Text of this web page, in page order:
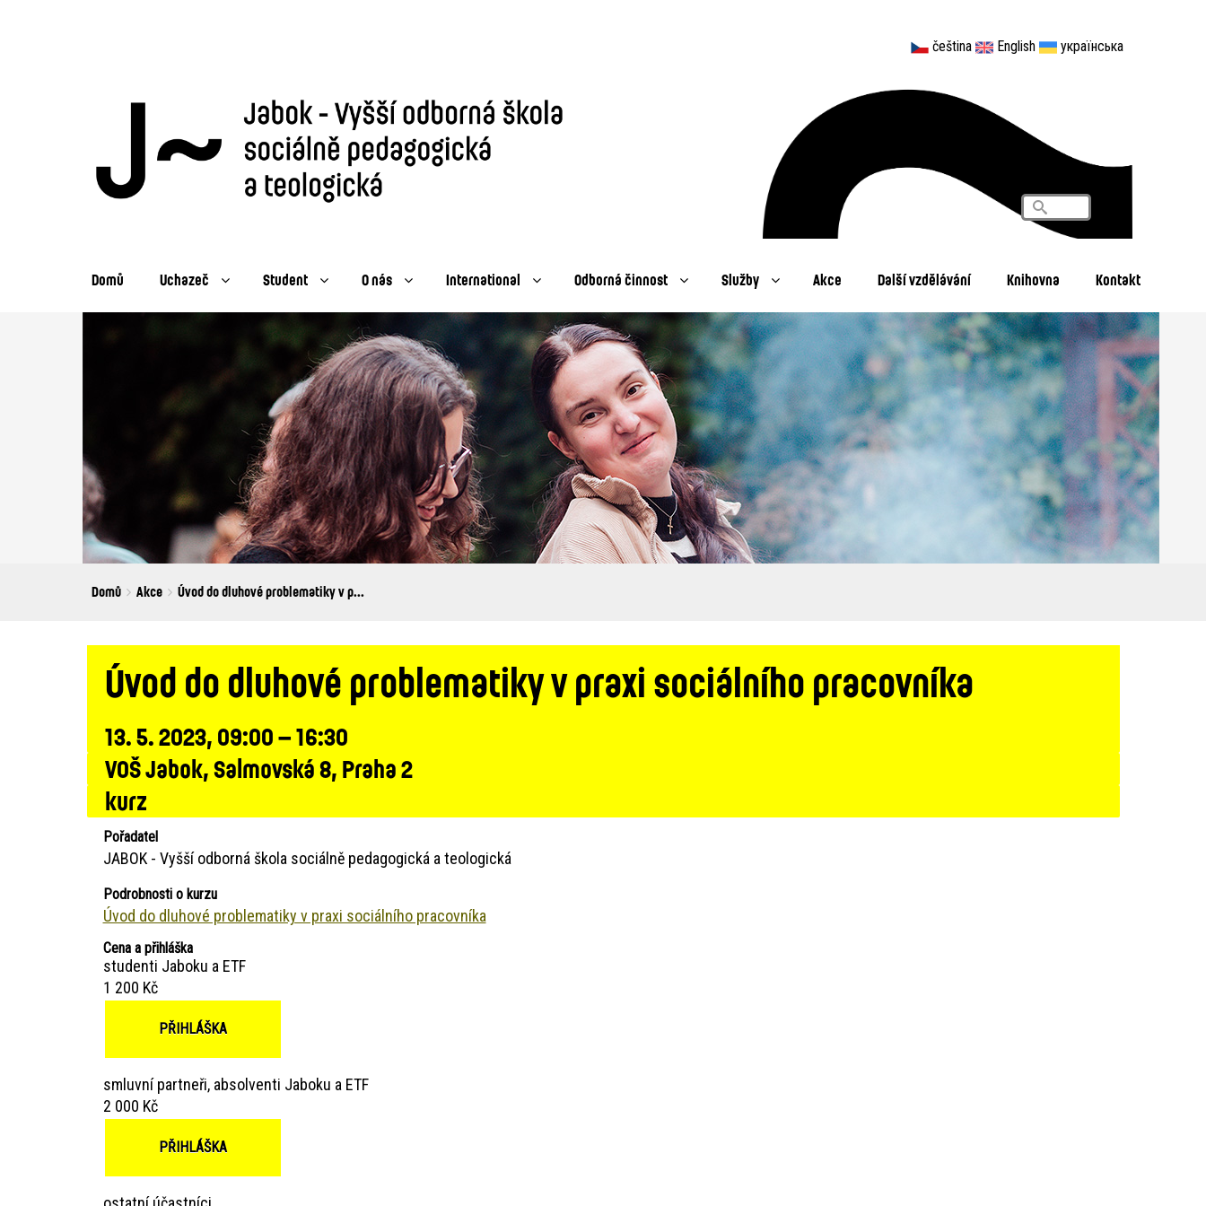
čeština English українська
Vyhledávání
Search
Domů Uchazeč Student O nás International Odborná činnost Služby Akce Další vzdělávání Knihovna Kontakt
Breadcrumbs
You
Domů Akce Úvod do dluhové problematiky v p...
Úvod do dluhové problematiky v praxi sociálního pracovníka
13. 5. 2023, 09:00 – 16:30
VOŠ Jabok, Salmovská 8, Praha 2
kurz
Pořadatel
JABOK - Vyšší odborná škola sociálně pedagogická a teologická
Podrobnosti o kurzu
Úvod do dluhové problematiky v praxi sociálního pracovníka
Cena a přihláška
studenti Jaboku a ETF
1 200 Kč
PŘIHLÁŠKA
smluvní partneři, absolventi Jaboku a ETF
2 000 Kč
PŘIHLÁŠKA